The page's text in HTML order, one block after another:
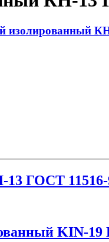
изолированный
13 ГОСТ 11516-
KIN-19